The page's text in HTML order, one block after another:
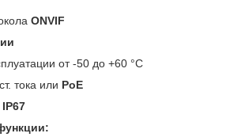
ONVIF
от -50 до +60 °C
тока или РоЕ
IP67